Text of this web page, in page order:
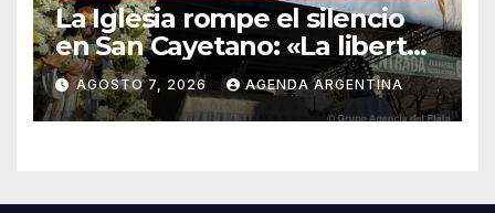
La Iglesia rompe el silencio
en San Cayetano: «La libertad
económica no puede ser
absoluta»
AGOSTO 7, 2026 AGENDA ARGENTINA